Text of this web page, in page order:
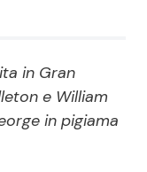
e Talent
in Gran
e William
in pigiama